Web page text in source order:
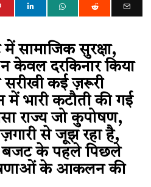
सामाजिक सुरक्षा,
न केवल दरकिनार किया
सरीखी कई ज़रूरी
भारी कटौती की गई
राज्य जो कुपोषण,
से जूझ रहा है,
बजट के पहले पिछले
के आकलन की